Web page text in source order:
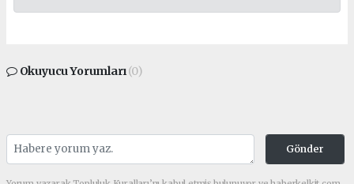
Okuyucu Yorumları(0)
Gönder